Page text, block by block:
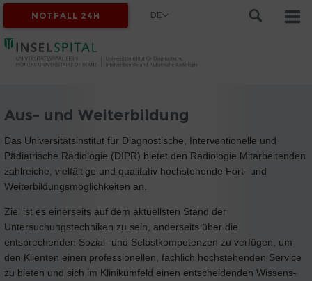
NOTFALL 24H DE
Aus- und Weiterbildung
Das Universitätsinstitut für Diagnostische, Interventionelle und
Pädiatrische Radiologie (DIPR) bietet den Radiologie Mitarbeitenden
zahlreiche, vielfältige und qualitativ hochstehende Fort- und
Weiterbildungsmöglichkeiten an.
Ziel ist es einerseits auf dem aktuellsten Stand der
Untersuchungstechniken zu sein, anderseits über die
entsprechenden Sozial- und Selbstkompetenzen zu verfügen, um
den Klienten einen professionellen, fachlich hochstehenden Service
zu bieten und sich im Klinikumfeld einen entscheidenden Wissens-